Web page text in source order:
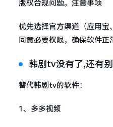
版权合规问题。注意事项
优先选择官方渠道（应用宝
同意必要权限，确保软件正
韩剧tv没有了,还有
替代韩剧tv的软件：
1、多多视频